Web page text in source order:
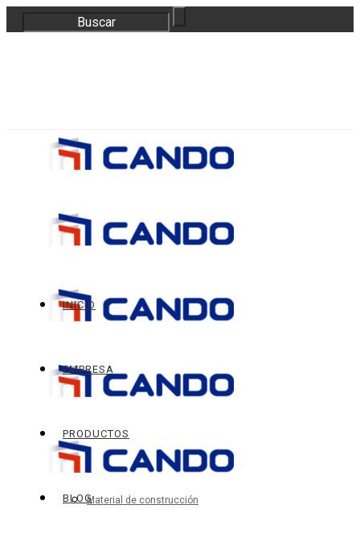
INICIO
EMPRESA
PRODUCTOS
Material de construcción
BLOG